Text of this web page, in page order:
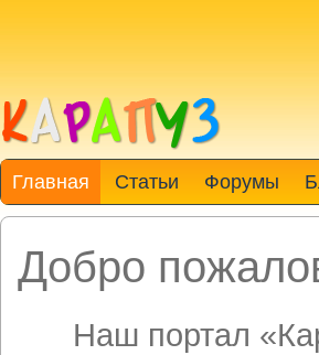
Главная Статьи Форумы
Добро
Наш портал